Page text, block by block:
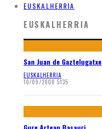
EUSKALHERRIA
EUSKALHERRIA
San Juan de Gaztelugatxe
EUSKALHERRIA
10/09/2008 5135